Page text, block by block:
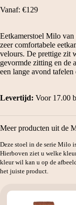
Vanaf: €129
Eetkamerstoel Milo
zeer comfortabele
velours. De prettige zit
gevormde zitting en de
een lange avond
Levertijd: Voor 17.00
Meer producten uit de
Deze stoel in de serie Milo
Hierboven ziet u welke
kleur wil kan u op de
het juiste product.